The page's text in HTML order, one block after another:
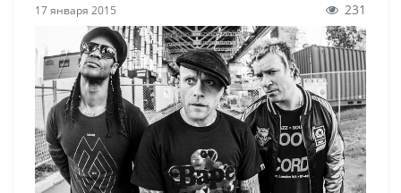
17 января 2015 231